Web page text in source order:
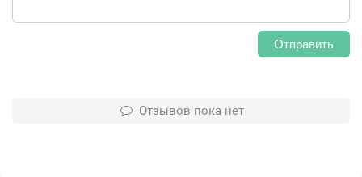
Отправить
Отзывов пока нет